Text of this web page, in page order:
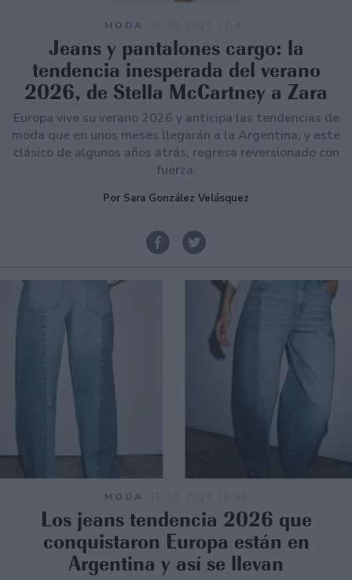
MODA
Jeans y pantalones cargo: la
tendencia inesperada del verano
2026, de Stella McCartney a Zara
Europa vive su verano 2026 y anticipa las tendencias de
moda que en unos meses llegarán a la Argentina, y este
clásico de algunos años atrás, regresa reversionado con
fuerza.
Por Sara González Velásquez
MODA
Los jeans tendencia 2026 que
conquistaron Europa están en
Argentina y así se llevan